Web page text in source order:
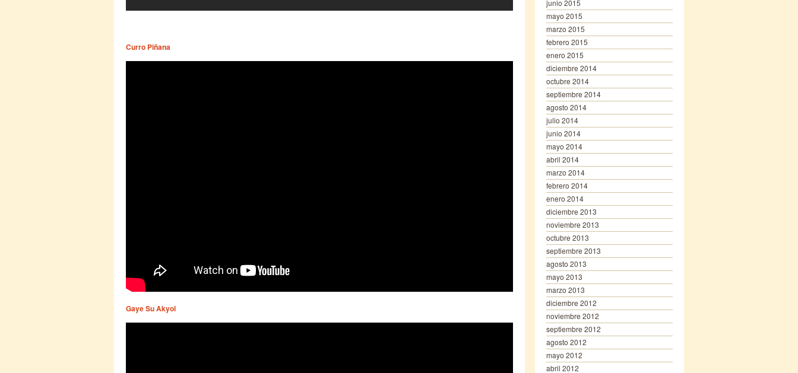
Curro Piñana
Gaye Su Akyol
junio 2015
mayo 2015
marzo 2015
febrero 2015
enero 2015
diciembre 2014
octubre 2014
septiembre 2014
agosto 2014
julio 2014
junio 2014
mayo 2014
abril 2014
marzo 2014
febrero 2014
enero 2014
diciembre 2013
noviembre 2013
octubre 2013
septiembre 2013
agosto 2013
mayo 2013
marzo 2013
diciembre 2012
noviembre 2012
septiembre 2012
agosto 2012
mayo 2012
abril 2012